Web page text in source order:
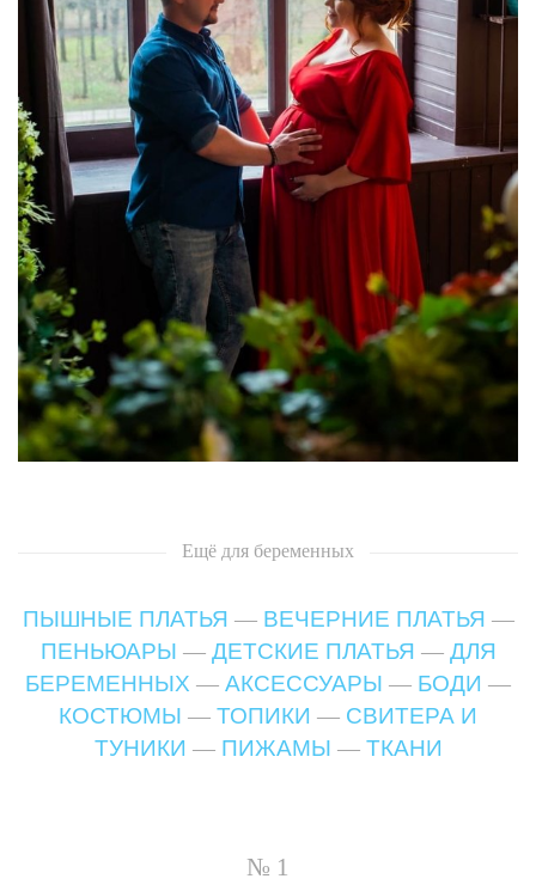
Ещё для беременных
ПЫШНЫЕ ПЛАТЬЯ — ВЕЧЕРНИЕ ПЛАТЬЯ —
ПЕНЬЮАРЫ — ДЕТСКИЕ ПЛАТЬЯ — ДЛЯ
БЕРЕМЕННЫХ — АКСЕССУАРЫ — БОДИ —
КОСТЮМЫ — ТОПИКИ — СВИТЕРА И
ТУНИКИ — ПИЖАМЫ — ТКАНИ
№ 1